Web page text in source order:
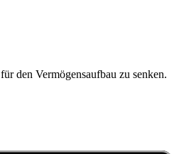
den Vermögensaufbau zu senken.